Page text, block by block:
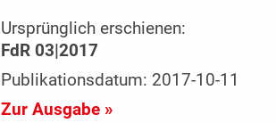
Ursprünglich erschienen:
FdR 03|2017
Publikationsdatum: 2017-10-11
Zur Ausgabe »